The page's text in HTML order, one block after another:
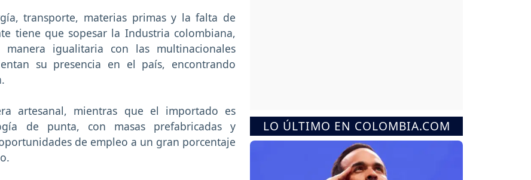
transporte, materias primas y la falta de
tiene que sopesar la Industria colombiana,
igualitaria con las multinacionales
su presencia en el país, encontrando
artesanal, mientras que el importado es
de punta, con masas prefabricadas y
de empleo a un gran porcentaje
LO ÚLTIMO EN COLOMBIA.COM